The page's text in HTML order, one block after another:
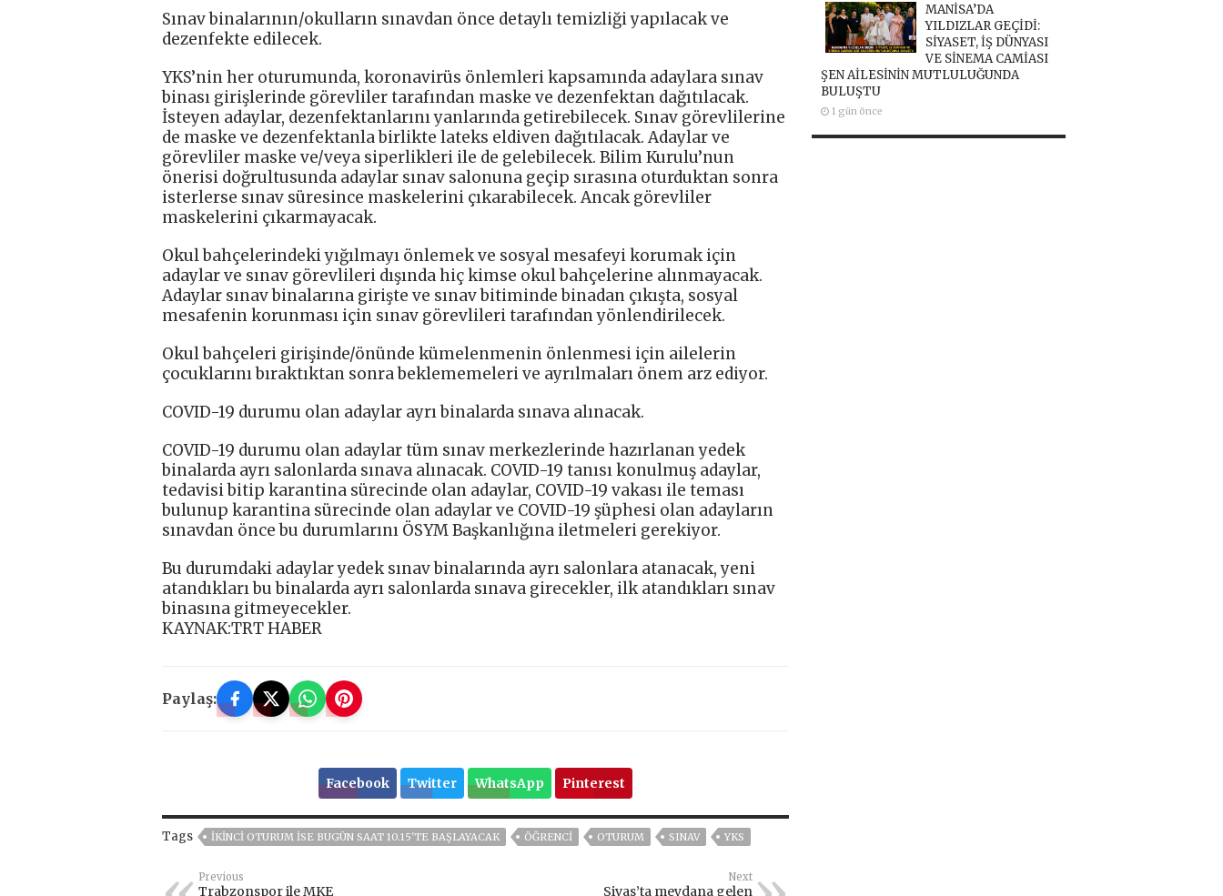
Sınav binalarının/okulların sınavdan önce detaylı temizliği yapılacak ve
dezenfekte edilecek.
YKS’nin her oturumunda, koronavirüs önlemleri kapsamında adaylara sınav
binası girişlerinde görevliler tarafından maske ve dezenfektan dağıtılacak.
İsteyen adaylar, dezenfektanlarını yanlarında getirebilecek. Sınav görevlilerine
de maske ve dezenfektanla birlikte lateks eldiven dağıtılacak. Adaylar ve
görevliler maske ve/veya siperlikleri ile de gelebilecek. Bilim Kurulu’nun
önerisi doğrultusunda adaylar sınav salonuna geçip sırasına oturduktan sonra
isterlerse sınav süresince maskelerini çıkarabilecek. Ancak görevliler
maskelerini çıkarmayacak.
Okul bahçelerindeki yığılmayı önlemek ve sosyal mesafeyi korumak için
adaylar ve sınav görevlileri dışında hiç kimse okul bahçelerine alınmayacak.
Adaylar sınav binalarına girişte ve sınav bitiminde binadan çıkışta, sosyal
mesafenin korunması için sınav görevlileri tarafından yönlendirilecek.
Okul bahçeleri girişinde/önünde kümelenmenin önlenmesi için ailelerin
çocuklarını bıraktıktan sonra beklememeleri ve ayrılmaları önem arz ediyor.
COVID-19 durumu olan adaylar ayrı binalarda sınava alınacak.
COVID-19 durumu olan adaylar tüm sınav merkezlerinde hazırlanan yedek
binalarda ayrı salonlarda sınava alınacak. COVID-19 tanısı konulmuş adaylar,
tedavisi bitip karantina sürecinde olan adaylar, COVID-19 vakası ile teması
bulunup karantina sürecinde olan adaylar ve COVID-19 şüphesi olan adayların
sınavdan önce bu durumlarını ÖSYM Başkanlığına iletmeleri gerekiyor.
Bu durumdaki adaylar yedek sınav binalarında ayrı salonlara atanacak, yeni
atandıkları bu binalarda ayrı salonlarda sınava girecekler, ilk atandıkları sınav
binasına gitmeyecekler.
KAYNAK:TRT HABER
Paylaş:
Facebook Twitter WhatsApp Pinterest
Tags IKINCI OTURUM ISE BUGÜN SAAT 10.15'TE BAŞLAYACAK ÖĞRENCI OTURUM SINAV YKS
Previous
Trabzonspor ile MKE
Next
Sivas’ta meydana gelen
MANİSA’DA
YILDIZLAR GEÇİDİ:
SİYASET, İŞ DÜNYASI
VE SİNEMA CAMİASI
ŞEN AİLESİNİN MUTLULUĞUNDA
BULUŞTU
1 gün önce